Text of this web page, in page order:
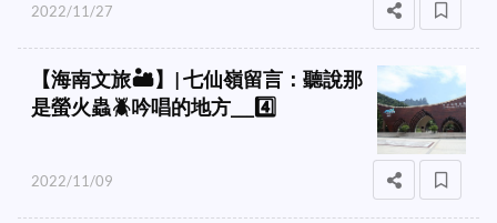
2022/11/27
【海南文旅🏜️】| 七仙嶺留言：聽說那
是螢火蟲🪲吟唱的地方___4️⃣
2022/11/09